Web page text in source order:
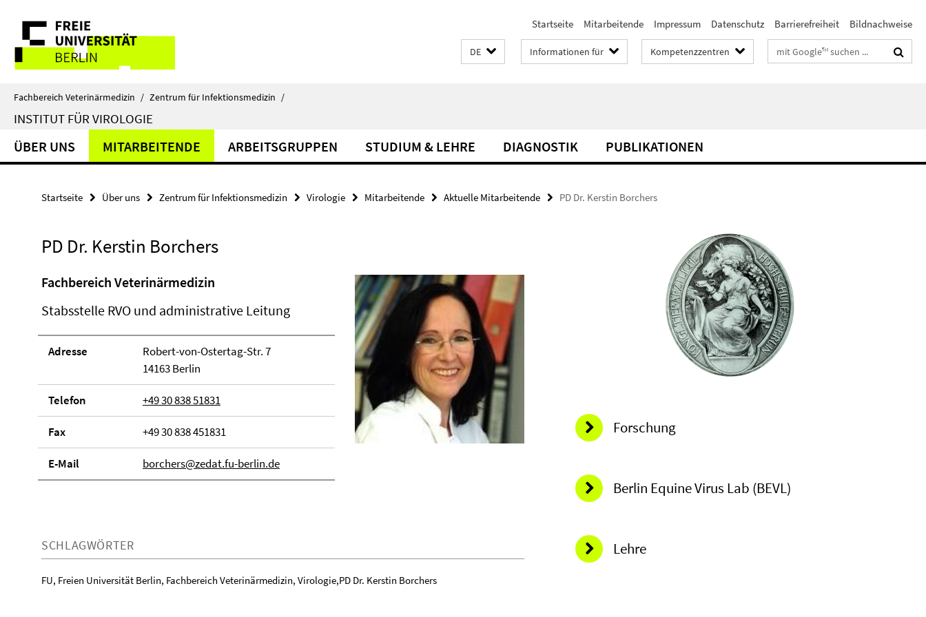
direkt
Inhalt
Service-
Navigation
Startseite Mitarbeitende Impressum Datenschutz Barrierefreiheit Bildnachweise
DE Informationen für Kompetenzzentren Suchbegriffe
Fachbereich Veterinärmedizin / Zentrum für Infektionsmedizin /
INSTITUT FÜR VIROLOGIE
ÜBER UNS MITARBEITENDE ARBEITSGRUPPEN STUDIUM & LEHRE DIAGNOSTIK PUBLIKATIONEN
Startseite Über uns Zentrum für Infektionsmedizin Virologie Mitarbeitende Aktuelle Mitarbeitende PD Dr. Kerstin Borchers
PD Dr. Kerstin Borchers
Fachbereich Veterinärmedizin
Stabsstelle RVO und administrative Leitung
Adresse
Robert-von-Ostertag-Str. 7
14163 Berlin
Telefon +49 30 838 51831
Fax +49 30 838 451831
E-Mail borchers@zedat.fu-berlin.de
SCHLAGWÖRTER
FU, Freien Universität Berlin, Fachbereich Veterinärmedizin, Virologie,PD Dr. Kerstin Borchers
Forschung
Berlin Equine Virus Lab (BEVL)
Lehre